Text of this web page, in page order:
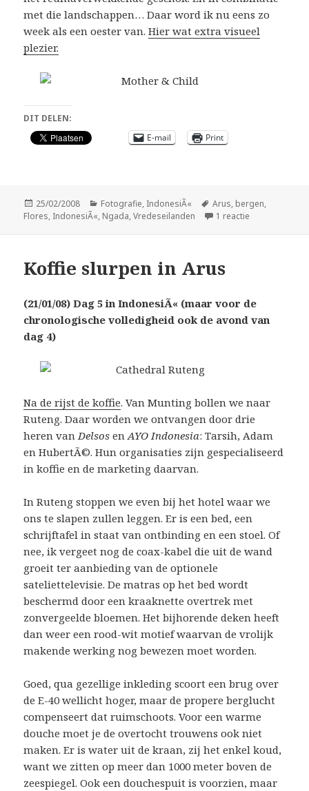
met die landschappen… Daar word ik nu eens zo
week als een oester van.Hier wat extra visueel
plezier.
DIT DELEN:
E-mail
Print
Geplaatst
op
25/02/2008 Categorieën
Fotografie, IndonesiÃ« Tags
Arus, bergen,
Flores, IndonesiÃ«, Ngada,Vredeseilanden 1 reactie
Koffie slurpen in Arus
(21/01/08)Dag 5 in IndonesiÃ« (maar voor de
chronologische volledigheid ook de avond van
dag 4)
Na de rijst de koffie. Van Munting bollen we naar
Ruteng. Daar worden we ontvangen door drie
heren vanDelsos enAYO Indonesia: Tarsih, Adam
en HubertÃ©. Hun organisaties zijn gespecialiseerd
in koffie en de marketing daarvan.
In Ruteng stoppen we even bij het hotel waar we
ons te slapen zullen leggen. Er is een bed, een
schrijftafel in staat van ontbinding en een stoel. Of
nee, ik vergeet nog de coax-kabel die uit de wand
groeit ter aanbieding van de optionele
sateliettelevisie. De matras op het bed wordt
beschermd door een kraaknette overtrek met
zonvergeelde bloemen. Het bijhorende deken heeft
dan weer een rood-wit motief waarvan de vrolijk
makende werking nog bewezen moet worden.
Goed, qua gezellige inkleding scoort een brug over
de E-40 wellicht hoger, maar de propere berglucht
compenseert dat ruimschoots. Voor een warme
douche moet je de overtocht trouwens ook niet
maken. Er is water uit de kraan, zij het enkel koud,
want we zitten op meer dan 1000 meter boven de
zeespiegel. Ook een douchespuit is voorzien, maar